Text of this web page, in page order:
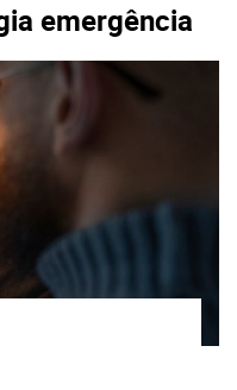
emergência